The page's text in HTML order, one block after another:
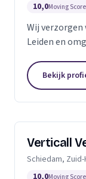
10,0Moving Score
Wij
Leiden en
Bekijk
Verticall
Schiedam, Zuid-
10,0Moving Score